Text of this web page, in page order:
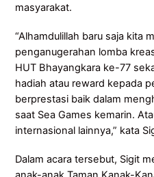
masyarakat.
“Alhamdulillah baru saja kita
penganugerahan lomba
HUT Bhayangkara ke-77
hadiah atau reward kepada
berprestasi baik dalam
saat Sea Games kemarin.
internasional lainnya,” kata
Dalam acara tersebut, Sigit